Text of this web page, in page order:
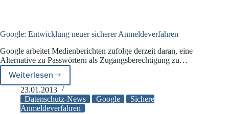
Google: Entwicklung neuer sicherer Anmeldeverfahren
Google arbeitet Medienberichten zufolge derzeit daran, eine
Alternative zu Passwörtern als Zugangsberechtigung zu…
Weiterlesen
Google:
Entwicklung
neuer
sicherer
23.01.2013
Datenschutz-News
Google
Sichere
Anmeldeverfahren